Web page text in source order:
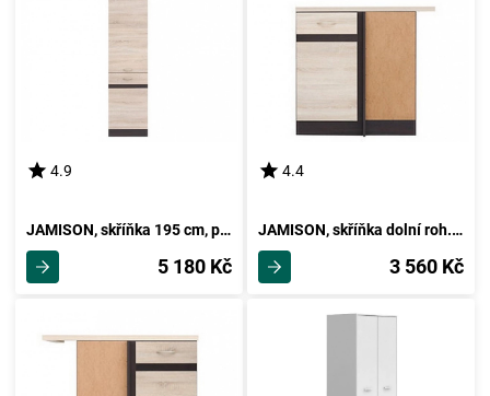
4.9
JAMISON, skříňka 195 cm, pravá, dub sonoma
5 180 Kč
4.4
JAMISON, skříňka dolní roh. 100 s pracovní deskou, pravá, d.sonoma DOPRODEJ
3 560 Kč